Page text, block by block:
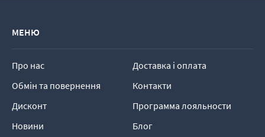
МЕНЮ
Про нас
Доставка і оплата
Обмін та повернення
Контакти
Дисконт
Программа лояльности
Новини
Блог